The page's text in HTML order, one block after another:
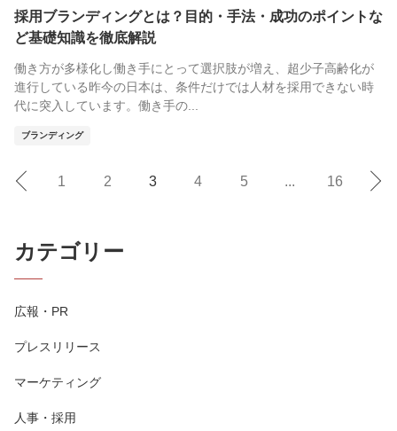
採用ブランディングとは？目的・手法・成功のポイントな
ど基礎知識を徹底解説
働き方が多様化し働き手にとって選択肢が増え、超少子高齢化が
進行している昨今の日本は、条件だけでは人材を採用できない時
代に突入しています。働き手の...
ブランディング
1 2 3 4 5 ... 16
カテゴリー
広報・PR
プレスリリース
マーケティング
人事・採用